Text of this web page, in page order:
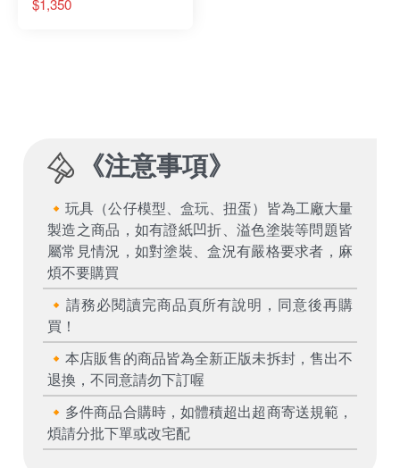
《注意事項》
🔸玩具（公仔模型、盒玩、扭蛋）皆為工廠大量
製造之商品，如有證紙凹折、溢色塗裝等問題皆
屬常見情況，如對塗裝、盒況有嚴格要求者，麻
煩不要購買
🔸請務必閱讀完商品頁所有說明，同意後再購
買！
🔸本店販售的商品皆為全新正版未拆封，售出不
退換，不同意請勿下訂喔
🔸多件商品合購時，如體積超出超商寄送規範，
煩請分批下單或改宅配